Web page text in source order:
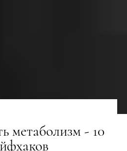
метаболизм - 10